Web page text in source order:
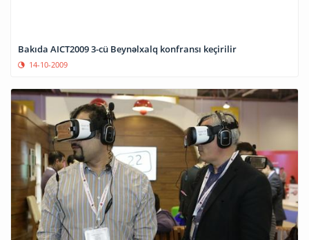
Bakıda AICT2009 3-cü Beynəlxalq konfransı keçirilir
14-10-2009